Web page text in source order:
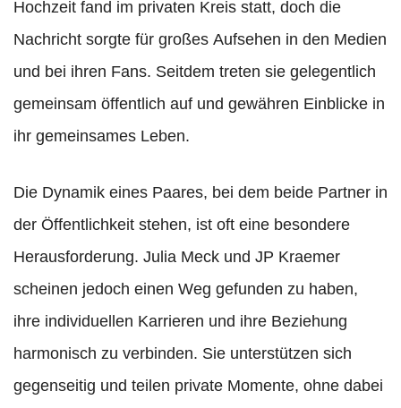
Hochzeit fand im privaten Kreis statt, doch die
Nachricht sorgte für großes Aufsehen in den Medien
und bei ihren Fans. Seitdem treten sie gelegentlich
gemeinsam öffentlich auf und gewähren Einblicke in
ihr gemeinsames Leben.
Die Dynamik eines Paares, bei dem beide Partner in
der Öffentlichkeit stehen, ist oft eine besondere
Herausforderung. Julia Meck und JP Kraemer
scheinen jedoch einen Weg gefunden zu haben,
ihre individuellen Karrieren und ihre Beziehung
harmonisch zu verbinden. Sie unterstützen sich
gegenseitig und teilen private Momente, ohne dabei